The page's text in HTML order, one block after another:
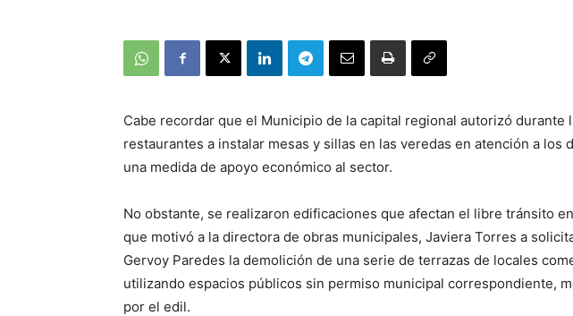
Cabe recordar que el Municipio de la capital regional autorizó durante
restaurantes a instalar mesas y sillas en las veredas en atención a los
una medida de apoyo económico al sector.
No obstante, se realizaron edificaciones que afectan el libre tránsito
que motivó a la directora de obras municipales, Javiera Torres a
Gervoy Paredes la demolición de una serie de terrazas de locales
utilizando espacios públicos sin permiso municipal correspondiente,
por el edil.